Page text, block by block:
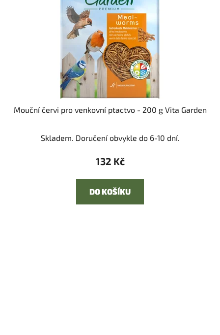
Mouční červi pro venkovní ptactvo - 200 g Vita Garden
Skladem. Doručení obvykle do 6-10 dní.
132 Kč
DO KOŠÍKU